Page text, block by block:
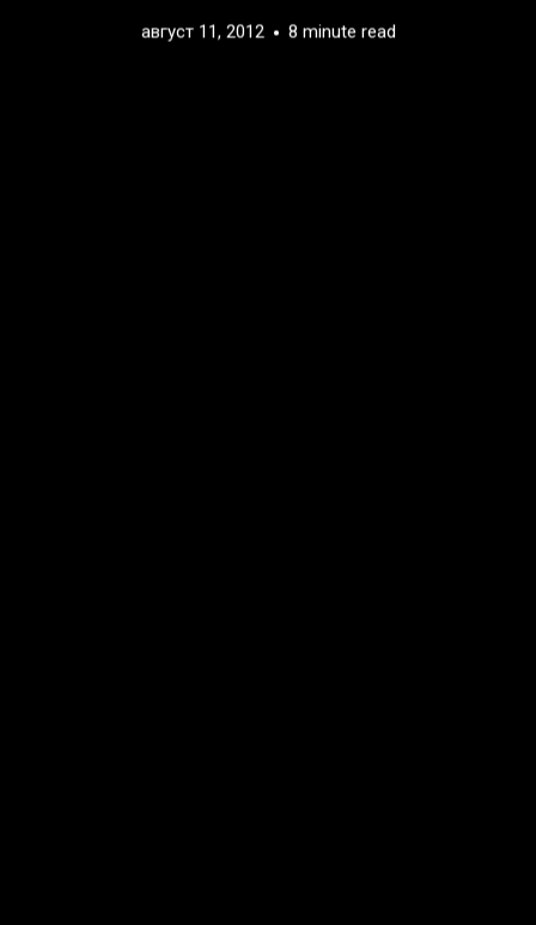
август 11, 2012 8 minute read